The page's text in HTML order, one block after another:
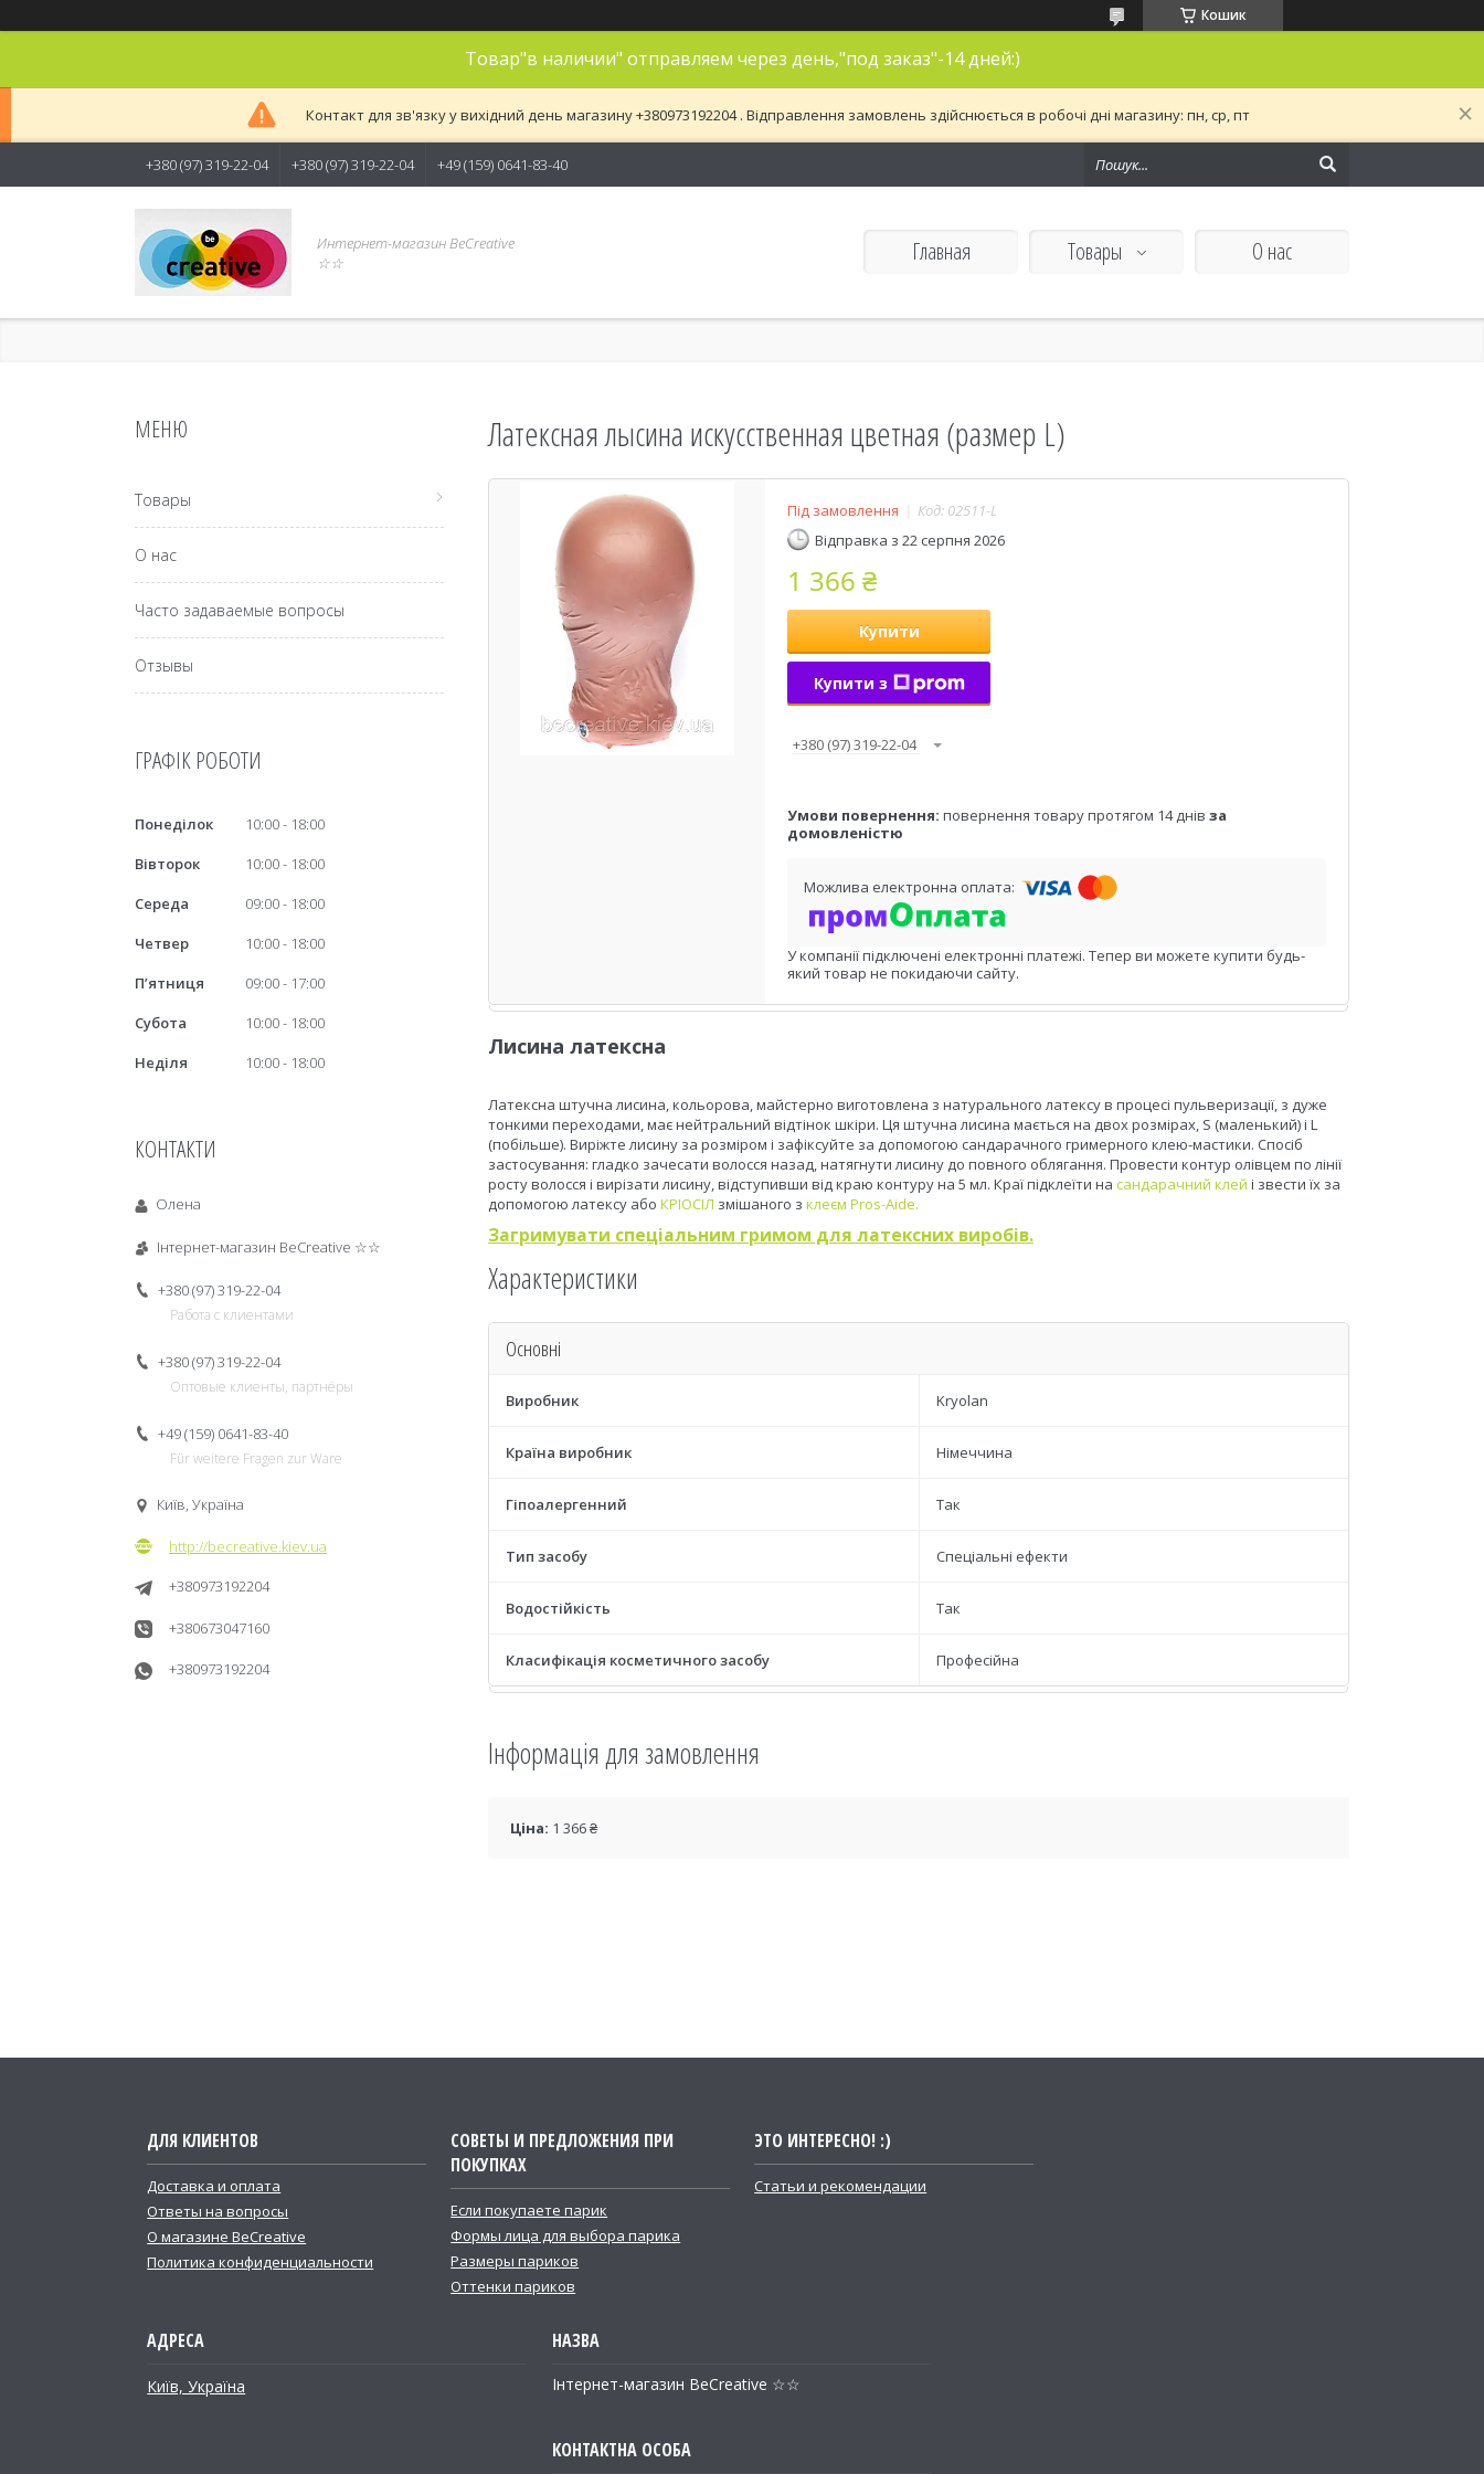
Кошик
Товар"в наличии" отправляем через день,"под заказ"-14 дней:)
Контакт для зв'язку у вихідний день магазину +380973192204 . Відправлення замовлень здійснюється в робочі дні магазину: пн, ср, пт
+380 (97) 319-22-04 +380 (97) 319-22-04 +49 (159) 0641-83-40
Интернет-магазин BeCreative
☆☆
Главная Товары О нас
Латексная лысина искусственная цветная (размер L)
Під замовлення Код: 02511-L
Відправка з 22 серпня 2026
1 366 ₴
Купити
Купити з
+380 (97) 319-22-04
повернення товару протягом 14 днів за
домовленістю
У компанії підключені електронні платежі. Тепер ви можете купити будь-
який товар не покидаючи сайту.
Лисина латексна
Латексна штучна лисина, кольорова, майстерно виготовлена ​​з натурального латексу в процесі пульверизації, з дуже
тонкими переходами, має нейтральний відтінок шкіри. Ця штучна лисина мається на двох розмірах, S (маленький) і L
(побільше). Виріжте лисину за розміром і зафіксуйте за допомогою сандарачного гримерного клею-мастики. Спосіб
застосування: гладко зачесати волосся назад, натягнути лисину до повного облягання. Провести контур олівцем по лінії
росту волосся і вирізати лисину, відступивши від краю контуру на 5 мл. Краї підклеїти на сандарачний клей і звести їх за
допомогою латексу або КРІОСІЛ змішаного з клеєм Pros-Aide.
Загримувати спеціальним гримом для латексних виробів.
Характеристики
Основні
Виробник Kryolan
Країна виробник Німеччина
Гіпоалергенний Так
Тип засобу Спеціальні ефекти
Водостійкість Так
Класифікація косметичного засобу Професійна
Інформація для замовлення
Ціна: 1 366 ₴
Товары
О нас
Часто задаваемые вопросы
Отзывы
ГРАФІК РОБОТИ
Понеділок 10:00
18:00
Вівторок
10:00
18:00
Середа
09:00
18:00
Четвер
10:00
18:00
Пʼятниця
09:00
17:00
Субота
10:00
18:00
Неділя
10:00 18:00
КОНТАКТИ
Олена
Інтернет-магазин BeCreative ☆☆
+380 (97) 319-22-04
Работа с клиентами
+380 (97) 319-22-04
Оптовые клиенты, партнёры
+49 (159) 0641-83-40
Für weitere Fragen zur Ware
Київ, Україна
http://becreative.kiev.ua
+380973192204
+380673047160
+380973192204
ДЛЯ КЛИЕНТОВ
Доставка и оплата
Ответы на вопросы
О магазине BeCreative
Политика конфиденциальности
СОВЕТЫ И ПРЕДЛОЖЕНИЯ ПРИ
ПОКУПКАХ
Если покупаете парик
Формы лица для выбора парика
Размеры париков
Оттенки париков
ЭТО ИНТЕРЕСНО! :)
Статьи и рекомендации
Київ, Україна Інтернет-магазин BeCreative ☆☆